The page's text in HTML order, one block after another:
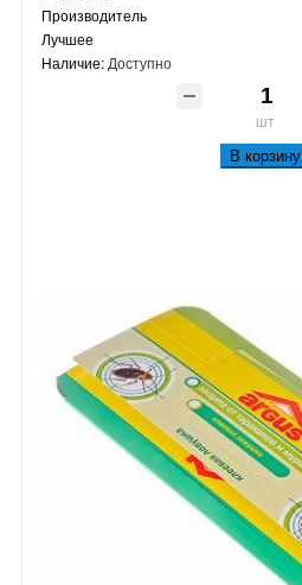
Производитель
Лучшее
Наличие: Доступно
шт
В корзину